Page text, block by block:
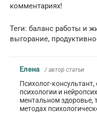
комментариях!
Теги: баланс работы и
выгорание,
Елена / автор статьи
Психолог-консультант,
психологии и
ментальном здоровье,
методах